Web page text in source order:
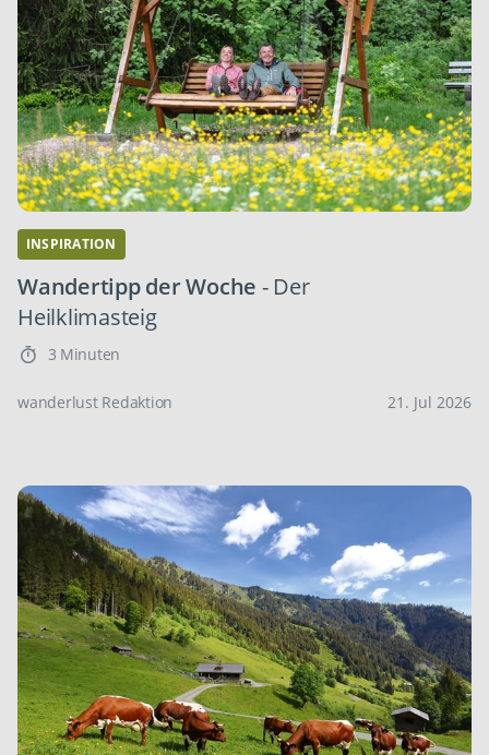
INSPIRATION
Wandertipp der Woche - Der
Heilklimasteig
3 Minuten
wanderlust Redaktion 21. Jul 2026